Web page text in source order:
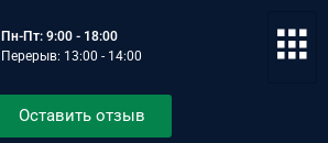
Пн-Пт: 9:00 - 18:00
Перерыв: 13:00 - 14:00
Оставить отзыв